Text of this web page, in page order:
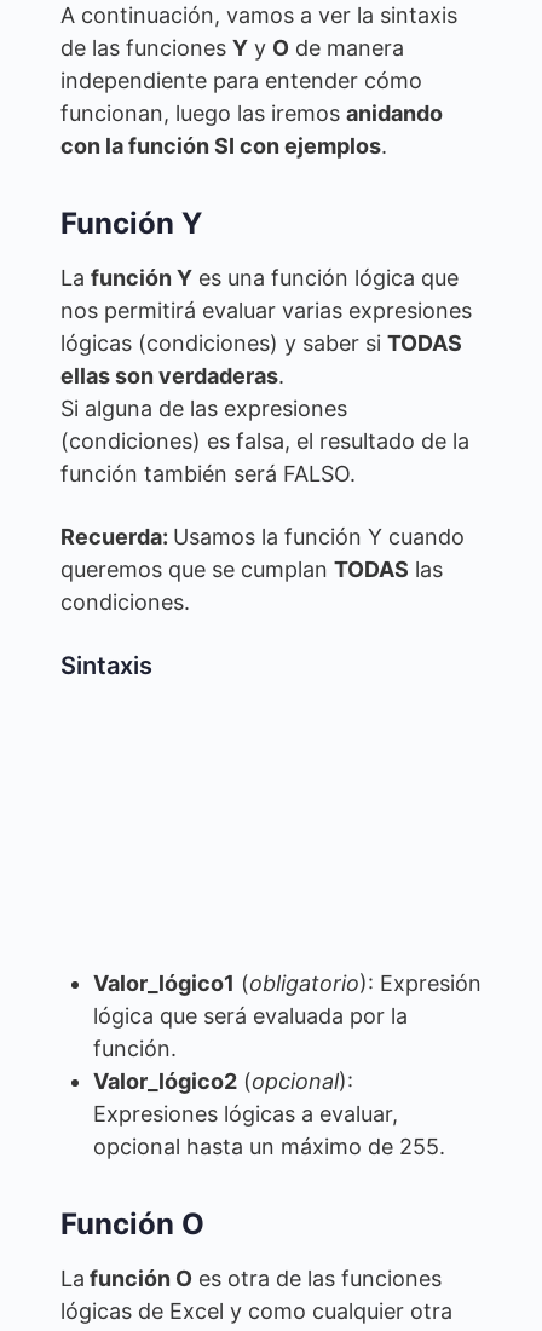
A continuación, vamos a ver la sintaxis
de las funciones Y y O de manera
independiente para entender cómo
funcionan, luego las iremos anidando
con la función SI con ejemplos.
Función Y
La función Y es una función lógica que
nos permitirá evaluar varias expresiones
lógicas (condiciones) y saber si TODAS
ellas son verdaderas.
Si alguna de las expresiones
(condiciones) es falsa, el resultado de la
función también será FALSO.
Recuerda: Usamos la función Y cuando
queremos que se cumplan TODAS las
condiciones.
Sintaxis
Valor_lógico1 (obligatorio): Expresión
lógica que será evaluada por la
función.
Valor_lógico2 (opcional):
Expresiones lógicas a evaluar,
opcional hasta un máximo de 255.
Función O
La función O es otra de las funciones
lógicas de Excel y como cualquier otra